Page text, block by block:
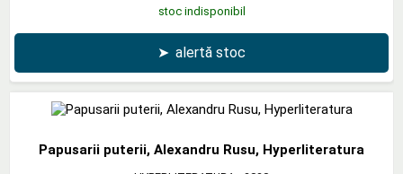
stoc indisponibil
➤ alertă stoc
Papusarii puterii, Alexandru Rusu, Hyperliteratura